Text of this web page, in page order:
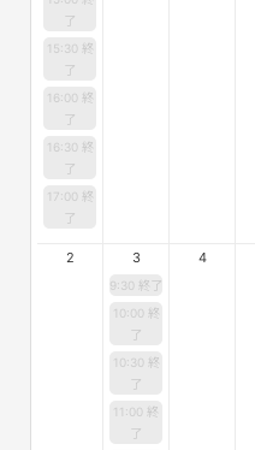
了
15:30 終
了
16:00 終
了
16:30 終
了
17:00 終
了
2 3
9:30 終了
10:00 終
了
10:30 終
了
11:00 終
了
4